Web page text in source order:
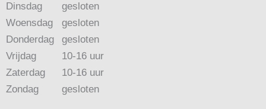
Dinsdag
Woensdag
Donderdag
Vrijdag
Zaterdag
Zondag
gesloten
gesloten
gesloten
10-16 uur
10-16 uur
gesloten